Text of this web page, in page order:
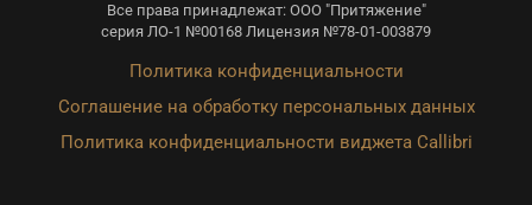
Все права принадлежат: ООО "Притяжение"
серия ЛО-1 №00168 Лицензия №78-01-003879
Политика конфиденциальности
Соглашение на обработку персональных данных
Политика конфиденциальности виджета Callibri